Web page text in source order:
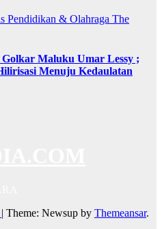
Pendidikan & Olahraga The
Maluku Umar Lessy ;
Menuju Kedaulatan
| Theme: Newsup by Themeansar.